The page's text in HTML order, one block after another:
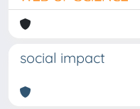
social impact